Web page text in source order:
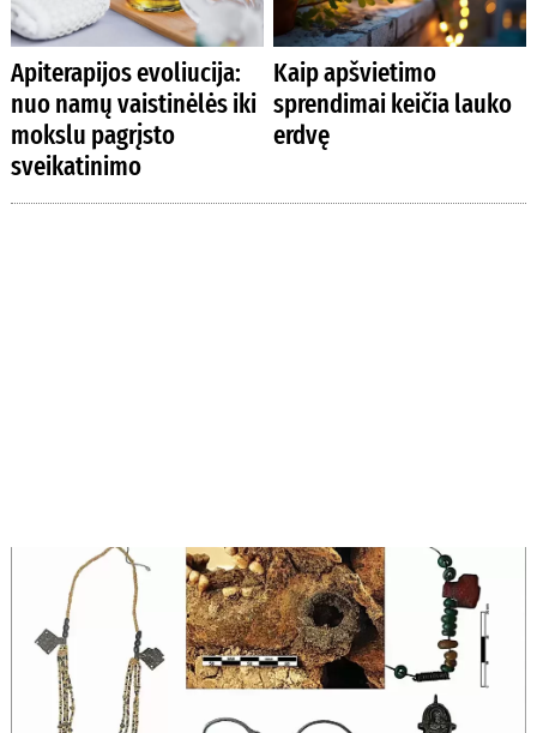
Apiterapijos evoliucija:
nuo namų vaistinėlės iki
mokslu pagrįsto
sveikatinimo
Kaip apšvietimo
sprendimai keičia lauko
erdvę